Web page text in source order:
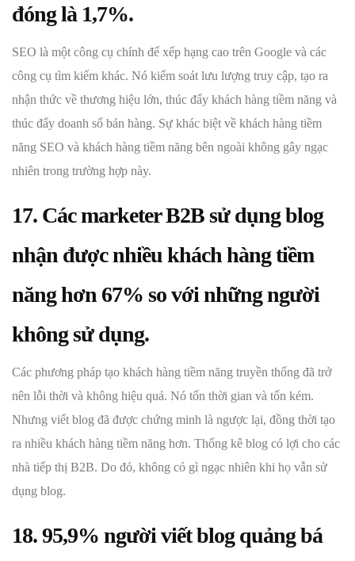
đóng là 1,7%.
SEO là một công cụ chính để xếp hạng cao trên Google và các
công cụ tìm kiếm khác. Nó kiểm soát lưu lượng truy cập, tạo ra
nhận thức về thương hiệu lớn, thúc đẩy khách hàng tiềm năng và
thúc đẩy doanh số bán hàng. Sự khác biệt về khách hàng tiềm
năng SEO và khách hàng tiềm năng bên ngoài không gây ngạc
nhiên trong trường hợp này.
17. Các marketer B2B sử dụng blog
nhận được nhiều khách hàng tiềm
năng hơn 67% so với những người
không sử dụng.
Các phương pháp tạo khách hàng tiềm năng truyền thống đã trở
nên lỗi thời và không hiệu quả. Nó tốn thời gian và tốn kém.
Nhưng viết blog đã được chứng minh là ngược lại, đồng thời tạo
ra nhiều khách hàng tiềm năng hơn. Thống kê blog có lợi cho các
nhà tiếp thị B2B. Do đó, không có gì ngạc nhiên khi họ vẫn sử
dụng blog.
18. 95,9% người viết blog quảng bá